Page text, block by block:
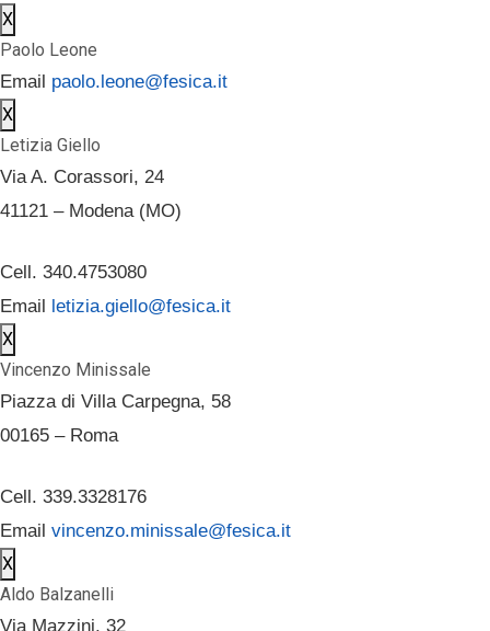
X
Paolo Leone
Email paolo.leone@fesica.it
X
Letizia Giello
Via A. Corassori, 24
41121 – Modena (MO)
Cell. 340.4753080
Email letizia.giello@fesica.it
X
Vincenzo Minissale
Piazza di Villa Carpegna, 58
00165 – Roma
Cell. 339.3328176
Email vincenzo.minissale@fesica.it
X
Aldo Balzanelli
Via Mazzini, 32